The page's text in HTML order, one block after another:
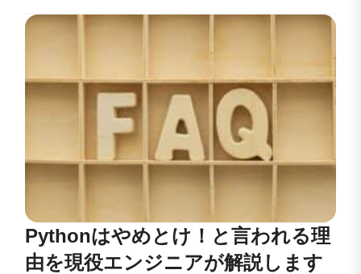
Pythonはやめとけ！と言われる理
由を現役エンジニアが解説します